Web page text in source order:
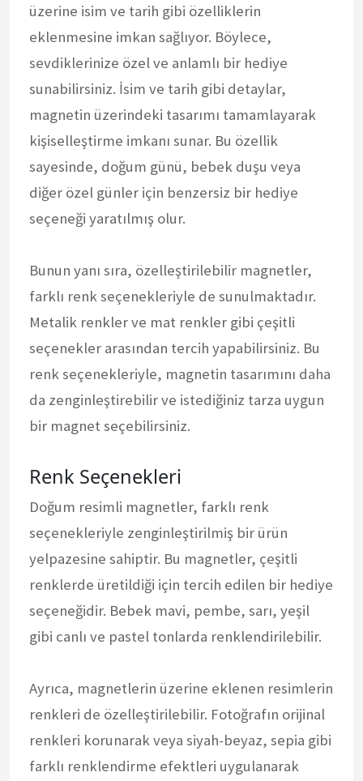
üzerine isim ve tarih gibi özelliklerin
eklenmesine imkan sağlıyor. Böylece,
sevdiklerinize özel ve anlamlı bir hediye
sunabilirsiniz. İsim ve tarih gibi detaylar,
magnetin üzerindeki tasarımı tamamlayarak
kişiselleştirme imkanı sunar. Bu özellik
sayesinde, doğum günü, bebek duşu veya
diğer özel günler için benzersiz bir hediye
seçeneği yaratılmış olur.
Bunun yanı sıra, özelleştirilebilir magnetler,
farklı renk seçenekleriyle de sunulmaktadır.
Metalik renkler ve mat renkler gibi çeşitli
seçenekler arasından tercih yapabilirsiniz. Bu
renk seçenekleriyle, magnetin tasarımını daha
da zenginleştirebilir ve istediğiniz tarza uygun
bir magnet seçebilirsiniz.
Renk Seçenekleri
Doğum resimli magnetler, farklı renk
seçenekleriyle zenginleştirilmiş bir ürün
yelpazesine sahiptir. Bu magnetler, çeşitli
renklerde üretildiği için tercih edilen bir hediye
seçeneğidir. Bebek mavi, pembe, sarı, yeşil
gibi canlı ve pastel tonlarda renklendirilebilir.
Ayrıca, magnetlerin üzerine eklenen resimlerin
renkleri de özelleştirilebilir. Fotoğrafın orijinal
renkleri korunarak veya siyah-beyaz, sepia gibi
farklı renklendirme efektleri uygulanarak